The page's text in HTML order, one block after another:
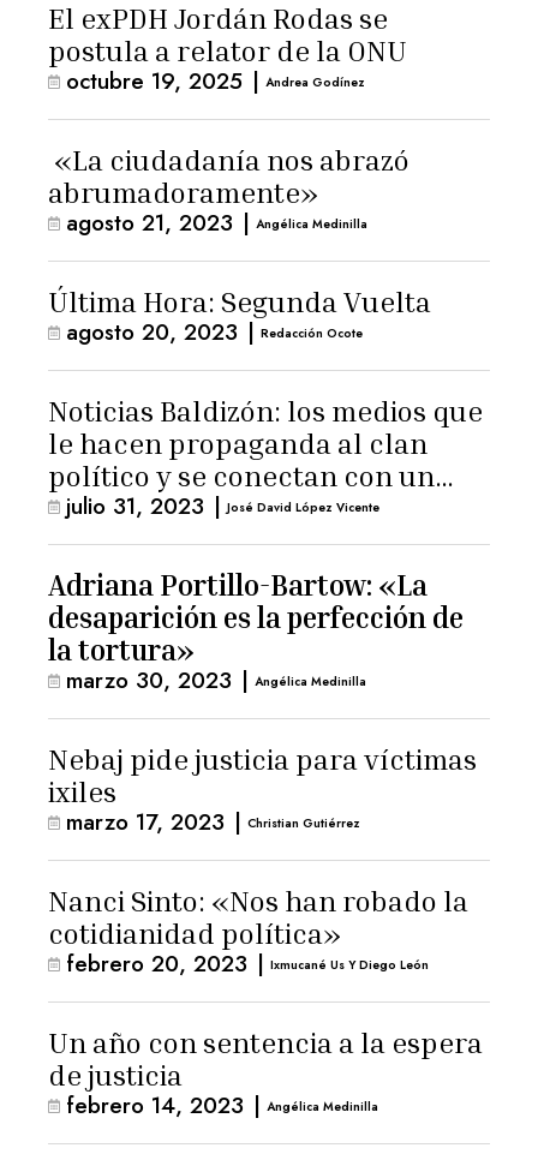
El exPDH Jordán Rodas se
postula a relator de la ONU
octubre 19, 2025 | Andrea Godínez
«La ciudadanía nos abrazó
abrumadoramente»
agosto 21, 2023 | Angélica Medinilla
Última Hora: Segunda Vuelta
agosto 20, 2023 | Redacción Ocote
Noticias Baldizón: los medios que
le hacen propaganda al clan
político y se conectan con un
hombre de confianza de
Giammattei
julio 31, 2023 | José David López Vicente
Adriana Portillo-Bartow: «La
desaparición es la perfección de
la tortura»
marzo 30, 2023 | Angélica Medinilla
Nebaj pide justicia para víctimas
ixiles
marzo 17, 2023 | Christian Gutiérrez
Nanci Sinto: «Nos han robado la
cotidianidad política»
febrero 20, 2023 | Ixmucané Us Y Diego León
Un año con sentencia a la espera
de justicia
febrero 14, 2023 | Angélica Medinilla